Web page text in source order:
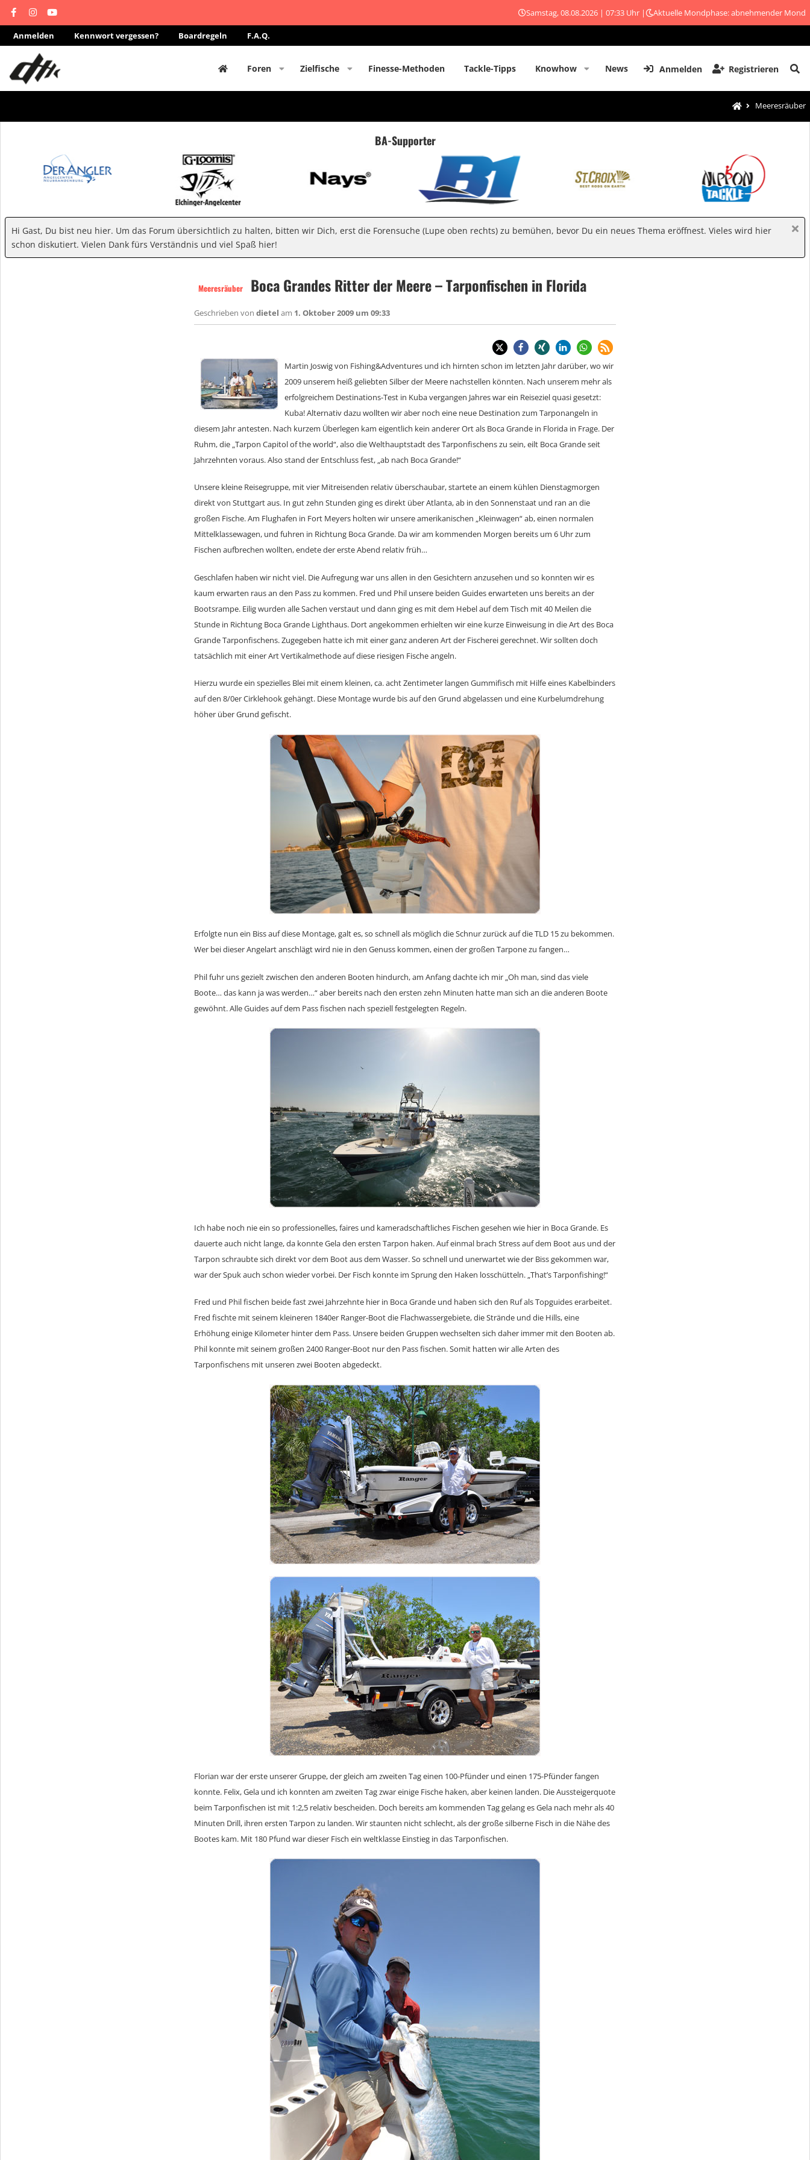
Samstag, 08.08.2026 | 07:33 Uhr | Aktuelle Mondphase: abnehmender Mond
Anmelden Kennwort vergessen? Boardregeln F.A.Q.
Foren Zielfische Finesse-Methoden Tackle-Tipps Knowhow News Anmelden Registrieren
Meeresräuber
BA-Supporter
Hi Gast, Du bist neu hier. Um das Forum übersichtlich zu halten, bitten wir Dich, erst die Forensuche (Lupe oben rechts) zu bemühen, bevor Du ein neues Thema eröffnest. Vieles wird hier
schon diskutiert. Vielen Dank fürs Verständnis und viel Spaß hier!
Meeresräuber Boca Grandes Ritter der Meere – Tarponfischen in Florida
Geschrieben von dietel am 1. Oktober 2009 um 09:33
Martin Joswig von Fishing&Adventures und ich hirnten schon im letzten Jahr darüber, wo wir
2009 unserem heiß geliebten Silber der Meere nachstellen könnten. Nach unserem mehr als
erfolgreichem Destinations-Test in Kuba vergangen Jahres war ein Reiseziel quasi gesetzt:
Kuba! Alternativ dazu wollten wir aber noch eine neue Destination zum Tarponangeln in
diesem Jahr antesten. Nach kurzem Überlegen kam eigentlich kein anderer Ort als Boca Grande in Florida in Frage. Der
Ruhm, die „Tarpon Capitol of the world“, also die Welthauptstadt des Tarponfischens zu sein, eilt Boca Grande seit
Jahrzehnten voraus. Also stand der Entschluss fest, „ab nach Boca Grande!“
Unsere kleine Reisegruppe, mit vier Mitreisenden relativ überschaubar, startete an einem kühlen Dienstagmorgen
direkt von Stuttgart aus. In gut zehn Stunden ging es direkt über Atlanta, ab in den Sonnenstaat und ran an die
großen Fische. Am Flughafen in Fort Meyers holten wir unsere amerikanischen „Kleinwagen“ ab, einen normalen
Mittelklassewagen, und fuhren in Richtung Boca Grande. Da wir am kommenden Morgen bereits um 6 Uhr zum
Fischen aufbrechen wollten, endete der erste Abend relativ früh…
Geschlafen haben wir nicht viel. Die Aufregung war uns allen in den Gesichtern anzusehen und so konnten wir es
kaum erwarten raus an den Pass zu kommen. Fred und Phil unsere beiden Guides erwarteten uns bereits an der
Bootsrampe. Eilig wurden alle Sachen verstaut und dann ging es mit dem Hebel auf dem Tisch mit 40 Meilen die
Stunde in Richtung Boca Grande Lighthaus. Dort angekommen erhielten wir eine kurze Einweisung in die Art des Boca
Grande Tarponfischens. Zugegeben hatte ich mit einer ganz anderen Art der Fischerei gerechnet. Wir sollten doch
tatsächlich mit einer Art Vertikalmethode auf diese riesigen Fische angeln.
Hierzu wurde ein spezielles Blei mit einem kleinen, ca. acht Zentimeter langen Gummifisch mit Hilfe eines Kabelbinders
auf den 8/0er Cirklehook gehängt. Diese Montage wurde bis auf den Grund abgelassen und eine Kurbelumdrehung
höher über Grund gefischt.
Erfolgte nun ein Biss auf diese Montage, galt es, so schnell als möglich die Schnur zurück auf die TLD 15 zu bekommen.
Wer bei dieser Angelart anschlägt wird nie in den Genuss kommen, einen der großen Tarpone zu fangen…
Phil fuhr uns gezielt zwischen den anderen Booten hindurch, am Anfang dachte ich mir „Oh man, sind das viele
Boote… das kann ja was werden…“ aber bereits nach den ersten zehn Minuten hatte man sich an die anderen Boote
gewöhnt. Alle Guides auf dem Pass fischen nach speziell festgelegten Regeln.
Ich habe noch nie ein so professionelles, faires und kameradschaftliches Fischen gesehen wie hier in Boca Grande. Es
dauerte auch nicht lange, da konnte Gela den ersten Tarpon haken. Auf einmal brach Stress auf dem Boot aus und der
Tarpon schraubte sich direkt vor dem Boot aus dem Wasser. So schnell und unerwartet wie der Biss gekommen war,
war der Spuk auch schon wieder vorbei. Der Fisch konnte im Sprung den Haken losschütteln. „That’s Tarponfishing!“
Fred und Phil fischen beide fast zwei Jahrzehnte hier in Boca Grande und haben sich den Ruf als Topguides erarbeitet.
Fred fischte mit seinem kleineren 1840er Ranger-Boot die Flachwassergebiete, die Strände und die Hills, eine
Erhöhung einige Kilometer hinter dem Pass. Unsere beiden Gruppen wechselten sich daher immer mit den Booten ab.
Phil konnte mit seinem großen 2400 Ranger-Boot nur den Pass fischen. Somit hatten wir alle Arten des
Tarponfischens mit unseren zwei Booten abgedeckt.
Florian war der erste unserer Gruppe, der gleich am zweiten Tag einen 100-Pfünder und einen 175-Pfünder fangen
konnte. Felix, Gela und ich konnten am zweiten Tag zwar einige Fische haken, aber keinen landen. Die Aussteigerquote
beim Tarponfischen ist mit 1:2,5 relativ bescheiden. Doch bereits am kommenden Tag gelang es Gela nach mehr als 40
Minuten Drill, ihren ersten Tarpon zu landen. Wir staunten nicht schlecht, als der große silberne Fisch in die Nähe des
Bootes kam. Mit 180 Pfund war dieser Fisch ein weltklasse Einstieg in das Tarponfischen.